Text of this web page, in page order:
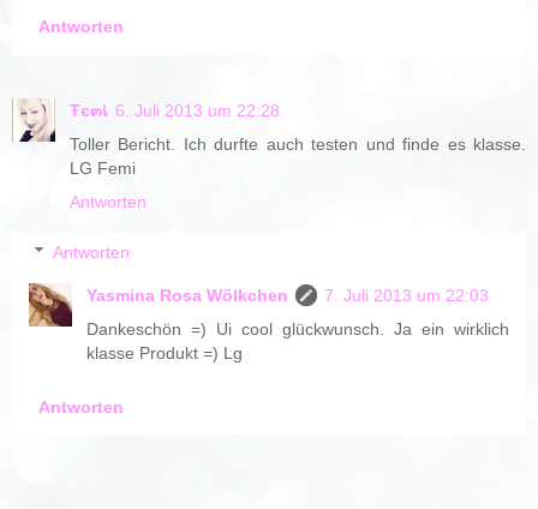
Antworten
Ŧє๓เ 6. Juli 2013 um 22:28
Toller Bericht. Ich durfte auch testen und finde es klasse.
LG Femi
Antworten
Antworten
Yasmina Rosa Wölkchen
7. Juli 2013 um 22:03
Dankeschön =) Ui cool glückwunsch. Ja ein wirklich
klasse Produkt =) Lg
Antworten